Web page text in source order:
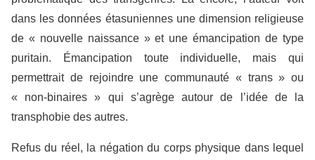
dans les données étasuniennes une dimension religieuse
de « nouvelle naissance » et une émancipation de type
puritain. Émancipation toute individuelle, mais qui
permettrait de rejoindre une communauté « trans » ou
« non-binaires » qui s’agrège autour de l’idée de la
transphobie des autres.
Refus du réel, la négation du corps physique dans lequel